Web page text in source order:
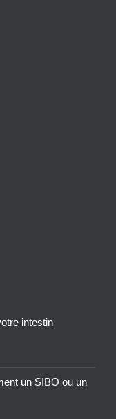
intestin
un SIBO ou un